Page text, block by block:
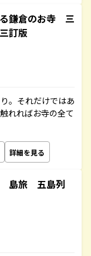
鎌倉のお寺 三
訂版
。それだけではあ
れればお寺の全て
詳細を見る
島旅 五島列